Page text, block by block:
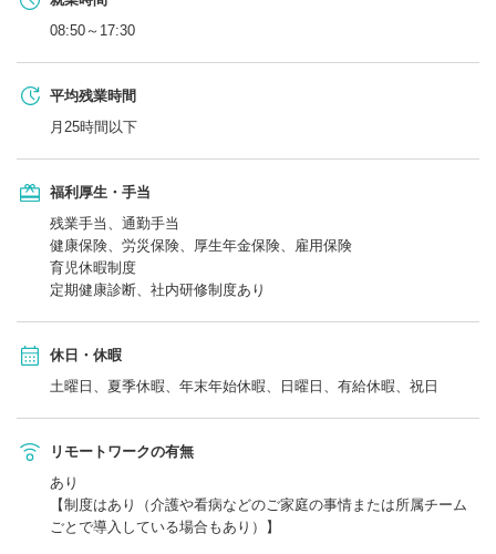
08:50～17:30
平均残業時間
月25時間以下
福利厚生・手当
残業手当、通勤手当
健康保険、労災保険、厚生年金保険、雇用保険
育児休暇制度
定期健康診断、社内研修制度あり
休日・休暇
土曜日、夏季休暇、年末年始休暇、日曜日、有給休暇、祝日
リモートワークの有無
あり
【制度はあり（介護や看病などのご家庭の事情または所属チーム
ごとで導入している場合もあり）】